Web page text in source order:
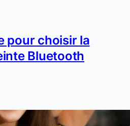
pour choisir la
Bluetooth